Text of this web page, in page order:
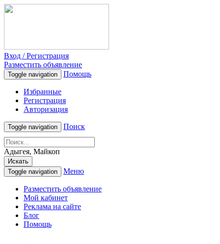
Вход / Регистрация
Разместить объявление
Toggle navigation Помощь
Избранные
Регистрация
Авторизация
Toggle navigation Поиск
Адыгея, Майкоп
Искать
Toggle navigation
Меню
Разместить объявление
Мой кабинет
Реклама на сайте
Блог
Помощь